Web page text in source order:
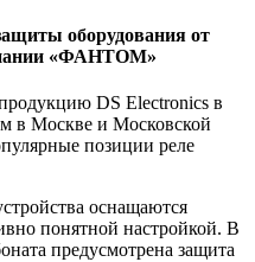
оборудования от
«ФАНТОМ»
DS Electronics в
в Москве и Московской
позиции реле
оснащаются
понятной настройкой. В
предусмотрена защита